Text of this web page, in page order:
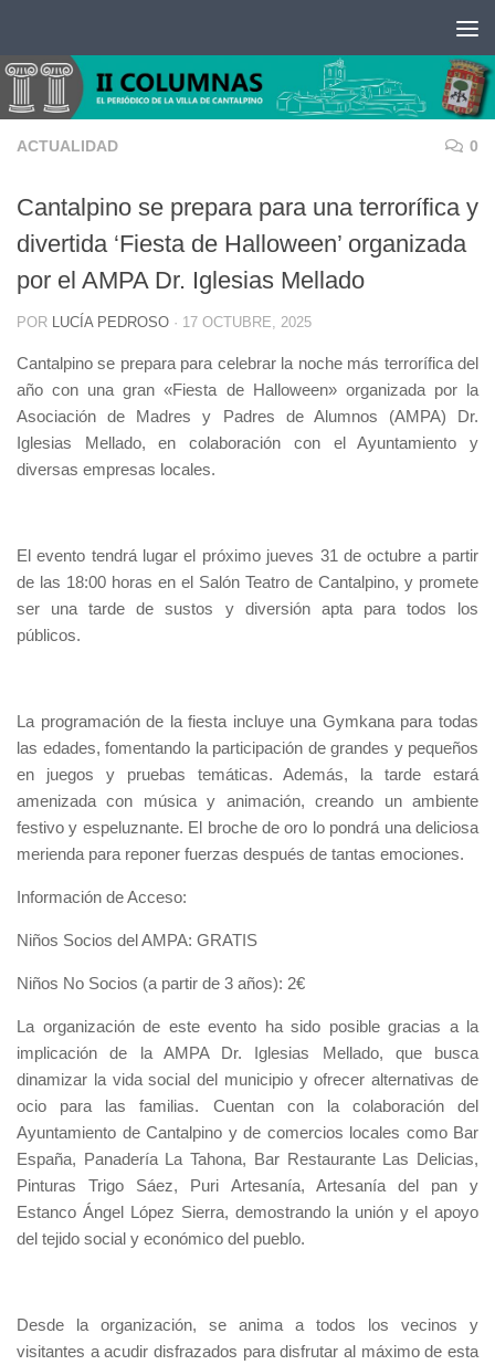
ACTUALIDAD 0
Cantalpino se prepara para una terrorífica y
divertida ‘Fiesta de Halloween’ organizada
por el AMPA Dr. Iglesias Mellado
POR LUCÍA PEDROSO · 17 OCTUBRE, 2025
Cantalpino se prepara para celebrar la noche más terrorífica del
año con una gran «Fiesta de Halloween» organizada por la
Asociación de Madres y Padres de Alumnos (AMPA) Dr.
Iglesias Mellado, en colaboración con el Ayuntamiento y
diversas empresas locales.
El evento tendrá lugar el próximo jueves 31 de octubre a partir
de las 18:00 horas en el Salón Teatro de Cantalpino, y promete
ser una tarde de sustos y diversión apta para todos los
públicos.
La programación de la fiesta incluye una Gymkana para todas
las edades, fomentando la participación de grandes y pequeños
en juegos y pruebas temáticas. Además, la tarde estará
amenizada con música y animación, creando un ambiente
festivo y espeluznante. El broche de oro lo pondrá una deliciosa
merienda para reponer fuerzas después de tantas emociones.
Información de Acceso:
Niños Socios del AMPA: GRATIS
Niños No Socios (a partir de 3 años): 2€
La organización de este evento ha sido posible gracias a la
implicación de la AMPA Dr. Iglesias Mellado, que busca
dinamizar la vida social del municipio y ofrecer alternativas de
ocio para las familias. Cuentan con la colaboración del
Ayuntamiento de Cantalpino y de comercios locales como Bar
España, Panadería La Tahona, Bar Restaurante Las Delicias,
Pinturas Trigo Sáez, Puri Artesanía, Artesanía del pan y
Estanco Ángel López Sierra, demostrando la unión y el apoyo
del tejido social y económico del pueblo.
Desde la organización, se anima a todos los vecinos y
visitantes a acudir disfrazados para disfrutar al máximo de esta